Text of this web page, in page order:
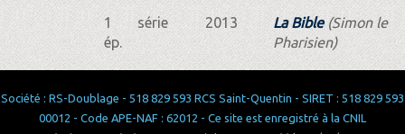
1
ép.
série 2013 La Bible(Simon le
Pharisien)
Société : RS-Doublage - 518 829 593 RCS Saint-Quentin - SIRET : 518 829 593
00012 - Code APE-NAF : 62012 - Ce site est enregistré à la CNIL